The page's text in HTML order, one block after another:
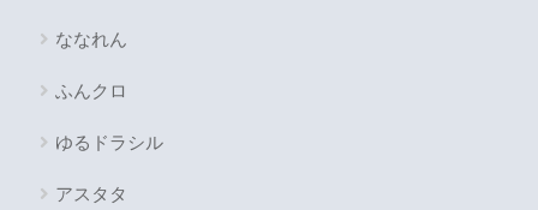
ななれん
ふんクロ
ゆるドラシル
アスタタ